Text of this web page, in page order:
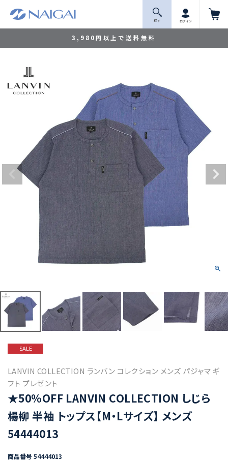
3,980円以上で送料無料
探 す ログイン
SALE
LANVIN COLLECTION ランバン コレクション メンズ パジャマ ギ
フト プレゼント
★50%OFF LANVIN COLLECTION しじら
楊柳 半袖 トップス【M・Lサイズ】 メンズ
54444013
商品番号 54444013